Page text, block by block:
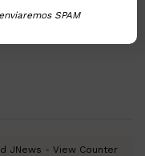
JNews - View Counter
SPAM